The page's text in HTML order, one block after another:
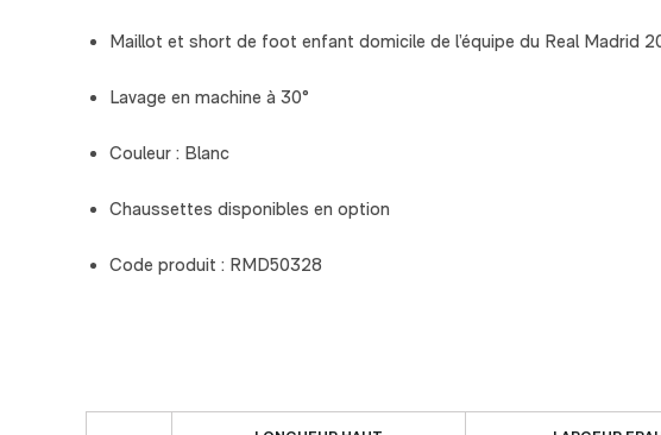
Maillot et short de foot enfant domicile de l’équipe du Real Madrid
Lavage en machine à 30°
Couleur : Blanc
Chaussettes disponibles en option
Code produit : RMD50328